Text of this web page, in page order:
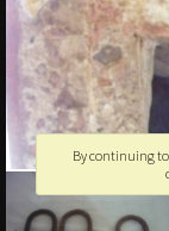
By continuing to